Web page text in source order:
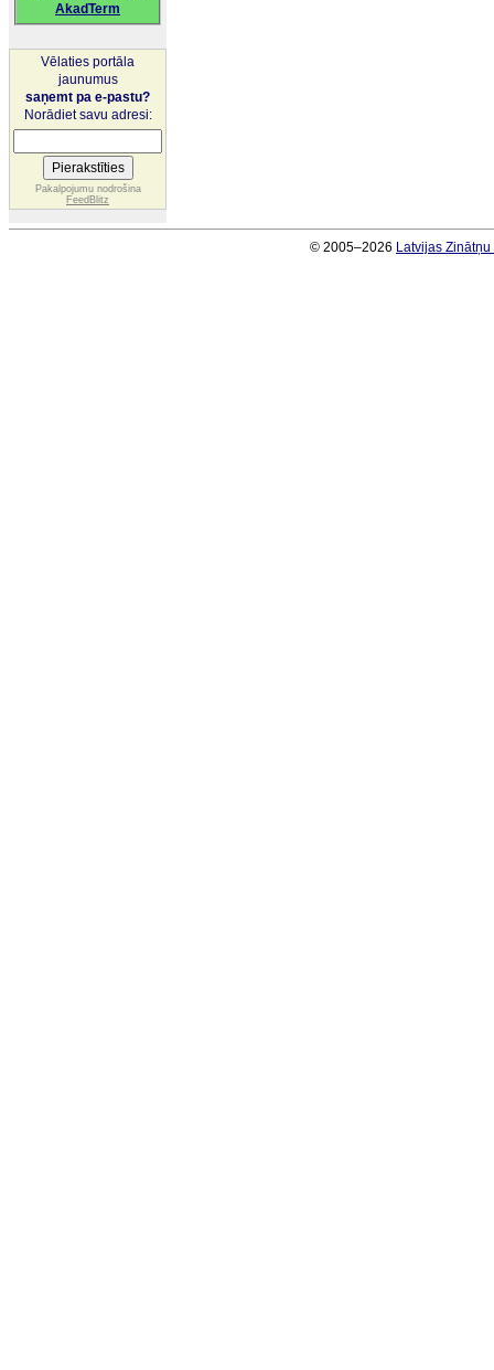
AkadTerm
Vēlaties portāla
jaunumus
saņemt pa e-pastu?
Norādiet savu adresi:
Pakalpojumu nodrošina
FeedBlitz
© 2005–2026 Latvijas